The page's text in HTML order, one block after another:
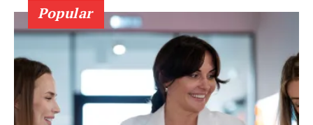
Popular